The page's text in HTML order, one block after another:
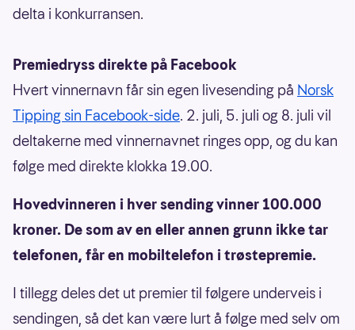
delta i konkurransen.
Premiedryss direkte på Facebook
Hvert vinnernavn får sin egen livesending på Norsk
Tipping sin Facebook-side. 2. juli, 5. juli og 8. juli vil
deltakerne med vinnernavnet ringes opp, og du kan
følge med direkte klokka 19.00.
Hovedvinneren i hver sending vinner 100.000
kroner. De som av en eller annen grunn ikke tar
telefonen, får en mobiltelefon i trøstepremie.
I tillegg deles det ut premier til følgere underveis i
sendingen, så det kan være lurt å følge med selv om